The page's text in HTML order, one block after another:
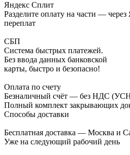
Яндекс Сплит
Разделите оплату на части — через
переплат
СБП
Система быстрых платежей.
Без ввода данных банковской
карты, быстро и безопасно!
Оплата по счету
Безналичный счёт — без НДС
Полный комплект закрывающих
Способы доставки
Бесплатная доставка — Москва и
Уже на следующий рабочий день